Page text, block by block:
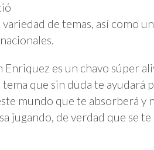
de temas, así como un
Enriquez es un chavo súper
que sin duda te ayudará
mundo que te absorberá y
jugando, de verdad que se